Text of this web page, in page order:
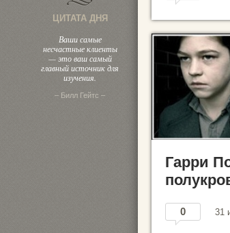
ЦИТАТА ДНЯ
Ваши самые
несчастные клиенты
— это ваш самый
главный источник для
изучения.
– Билл Гейтс –
Гарри
0 31